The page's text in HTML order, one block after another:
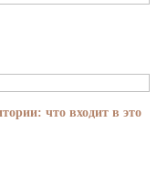
что входит в это